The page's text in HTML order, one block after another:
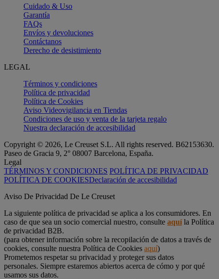
Cuidado & Uso
Garantía
FAQs
Envíos y devoluciones
Contáctanos
Derecho de desistimiento
LEGAL
Términos y condiciones
Política de privacidad
Política de Cookies
Aviso Videovigilancia en Tiendas
Condiciones de uso y venta de la tarjeta regalo
Nuestra declaración de accesibilidad
Copyright © 2026, Le Creuset S.L. All rights reserved. B62153630.
Paseo de Gracia 9, 2° 08007 Barcelona, España.
Legal
TÉRMINOS Y CONDICIONES POLÍTICA DE PRIVACIDAD
POLÍTICA DE COOKIESDeclaración de accesibilidad
Aviso De Privacidad De Le Creuset
La siguiente política de privacidad se aplica a los consumidores. En
caso de que sea un socio comercial nuestro, consulte aquíla Política
de privacidad B2B.
(para obtener información sobre la recopilación de datos a través de
cookies, consulte nuestra Política de Cookies aquí)
Prometemos respetar su privacidad y proteger sus datos
personales. Siempre estaremos abiertos acerca de cómo y por qué
usamos sus datos.